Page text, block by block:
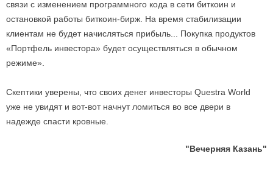
связи с изменением программного кода в сети биткоин и
остановкой работы биткоин-бирж. На время стабилизации
клиентам не будет начисляться прибыль... Покупка продуктов
«Портфель инвестора» будет осуществляться в обычном
режиме».
Скептики уверены, что своих денег инвесторы Questra World
уже не увидят и вот-вот начнут ломиться во все двери в
надежде спасти кровные.
"Вечерняя Казань"